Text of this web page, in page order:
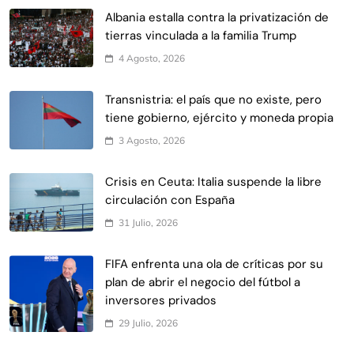
Albania estalla contra la privatización de
tierras vinculada a la familia Trump
4 Agosto, 2026
Transnistria: el país que no existe, pero
tiene gobierno, ejército y moneda propia
3 Agosto, 2026
Crisis en Ceuta: Italia suspende la libre
circulación con España
31 Julio, 2026
FIFA enfrenta una ola de críticas por su
plan de abrir el negocio del fútbol a
inversores privados
29 Julio, 2026